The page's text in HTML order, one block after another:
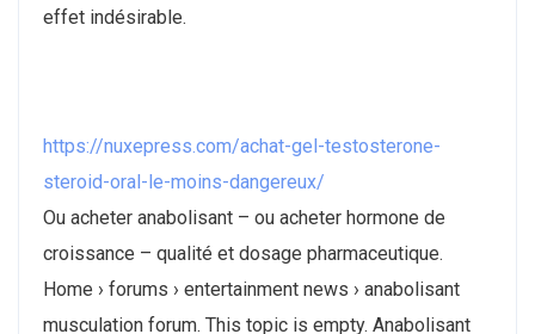
effet indésirable.
https://nuxepress.com/achat-gel-testosterone-
steroid-oral-le-moins-dangereux/
Ou acheter anabolisant – ou acheter hormone de
croissance – qualité et dosage pharmaceutique.
Home › forums › entertainment news › anabolisant
musculation forum. This topic is empty. Anabolisant